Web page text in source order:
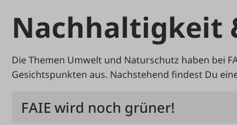
Nachhaltigkeit
Die Themen Umwelt und Naturschutz haben bei
Gesichtspunkten aus. Nachstehend findest Du
FAIE wird noch grüner!